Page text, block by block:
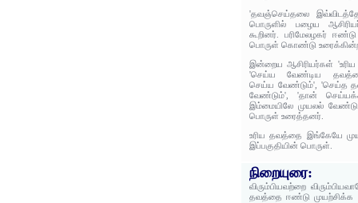
'தவஞ்செய்தலை
பொருளில் பழைய
கூறினர். பரிமேலழகர்
பொருள் கொண்டு
இன்றைய ஆசிரியர்கள்
'செய்ய வேண்டிய
செய்ய வேண்டும்', 'செய்த
வேண்டும்', 'தான்
இம்மையிலே முயலல்
பொருள் உரைத்தனர்.
உரிய தவத்தை இங்கேயே
இப்பகுதியின் பொருள்.
நிறையுரை:
விரும்பியவற்றை
தவத்தை ஈண்டு முயற்சிக்க